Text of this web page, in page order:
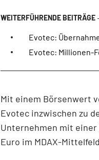
Evotec:
Evotec: Millionen-
Mit einem Börsenwert
Evotec inzwischen zu
Unternehmen mit
Euro im MDAX-